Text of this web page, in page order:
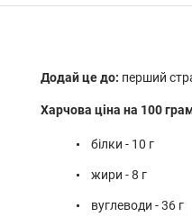
Додай це до: перший
Харчова ціна на 100
білки - 10 г
жири - 8 г
вуглеводи - 36 г